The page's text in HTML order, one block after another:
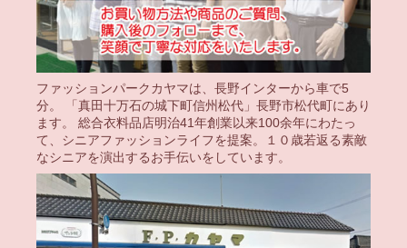
ファッションパークカヤマは、長野インターから車で5
分。 「真田十万石の城下町信州松代」長野市松代町にあり
ます。 総合衣料品店明治41年創業以来100余年にわたっ
て、シニアファッションライフを提案。１０歳若返る素敵
なシニアを演出するお手伝いをしています。